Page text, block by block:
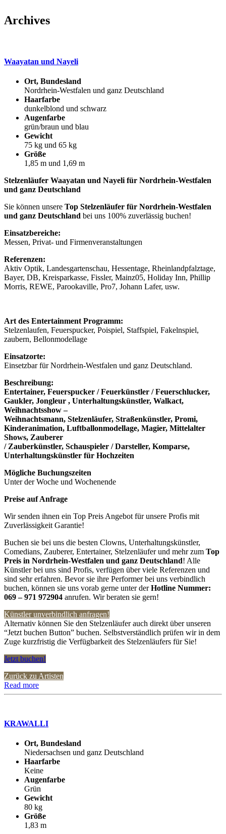
Archives
Waayatan und Nayeli
Ort, Bundesland
Nordrhein-Westfalen und ganz Deutschland
Haarfarbe
dunkelblond und schwarz
Augenfarbe
grün/braun und blau
Gewicht
75 kg und 65 kg
Größe
1,85 m und 1,69 m
Stelzenläufer Waayatan und Nayeli für Nordrhein-Westfalen
und ganz Deutschland
Sie können unsere Top Stelzenläufer für Nordrhein-Westfalen
und ganz Deutschland bei uns 100% zuverlässig buchen!
Einsatzbereiche:
Messen, Privat- und Firmenveranstaltungen
Referenzen:
Aktiv Optik, Landesgartenschau, Hessentage, Rheinlandpfalztage,
Bayer, DB, Kreisparkasse, Fissler, Mainz05, Holiday Inn, Phillip
Morris, REWE, Parookaville, Pro7, Johann Lafer, usw.
Art des Entertainment Programm:
Stelzenlaufen, Feuerspucker, Poispiel, Staffspiel, Fakelnspiel,
zaubern, Bellonmodellage
Einsatzorte:
Einsetzbar für Nordrhein-Westfalen und ganz Deutschland.
Beschreibung:
Entertainer, Feuerspucker / Feuerkünstler / Feuerschlucker,
Gaukler, Jongleur , Unterhaltungskünstler, Walkact,
Weihnachtsshow –
Weihnachtsmann, Stelzenläufer, Straßenkünstler, Promi,
Kinderanimation, Luftballonmodellage, Magier, Mittelalter
Shows, Zauberer
/ Zauberkünstler, Schauspieler / Darsteller, Komparse,
Unterhaltungskünstler für Hochzeiten
Mögliche Buchungszeiten
Unter der Woche und Wochenende
Preise auf Anfrage
Wir senden ihnen ein Top Preis Angebot für unsere Profis mit
Zuverlässigkeit Garantie!
Buchen sie bei uns die besten Clowns, Unterhaltungskünstler,
Comedians, Zauberer, Entertainer, Stelzenläufer und mehr zum Top
Preis in Nordrhein-Westfalen und ganz Deutschland! Alle
Künstler bei uns sind Profis, verfügen über viele Referenzen und
sind sehr erfahren. Bevor sie ihre Performer bei uns verbindlich
buchen, können sie uns vorab gerne unter derHotline Nummer:
069 – 971 972904 anrufen. Wir beraten sie gern!
Künstler unverbindlich anfragen!
Alternativ können Sie den Stelzenläufer auch direkt über unseren
“Jetzt buchen Button” buchen. Selbstverständlich prüfen wir in dem
Zuge kurzfristig die Verfügbarkeit des Stelzenläufers für Sie!
Jetzt buchen!
Zurück zu Artisten
Read more
KRAWALLI
Ort, Bundesland
Niedersachsen und ganz Deutschland
Haarfarbe
Keine
Augenfarbe
Grün
Gewicht
80 kg
Größe
1,83 m